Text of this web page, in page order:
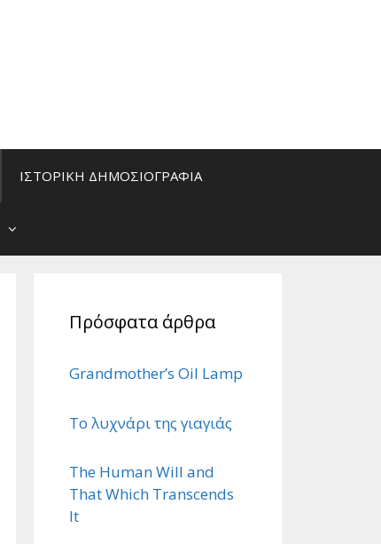
ΙΣΤΟΡΙΚΗ ΔΗΜΟΣΙΟΓΡΑΦΙΑ
Πρόσφατα άρθρα
Grandmother’s Oil Lamp
Το λυχνάρι της γιαγιάς
The Human Will and
That Which Transcends
It